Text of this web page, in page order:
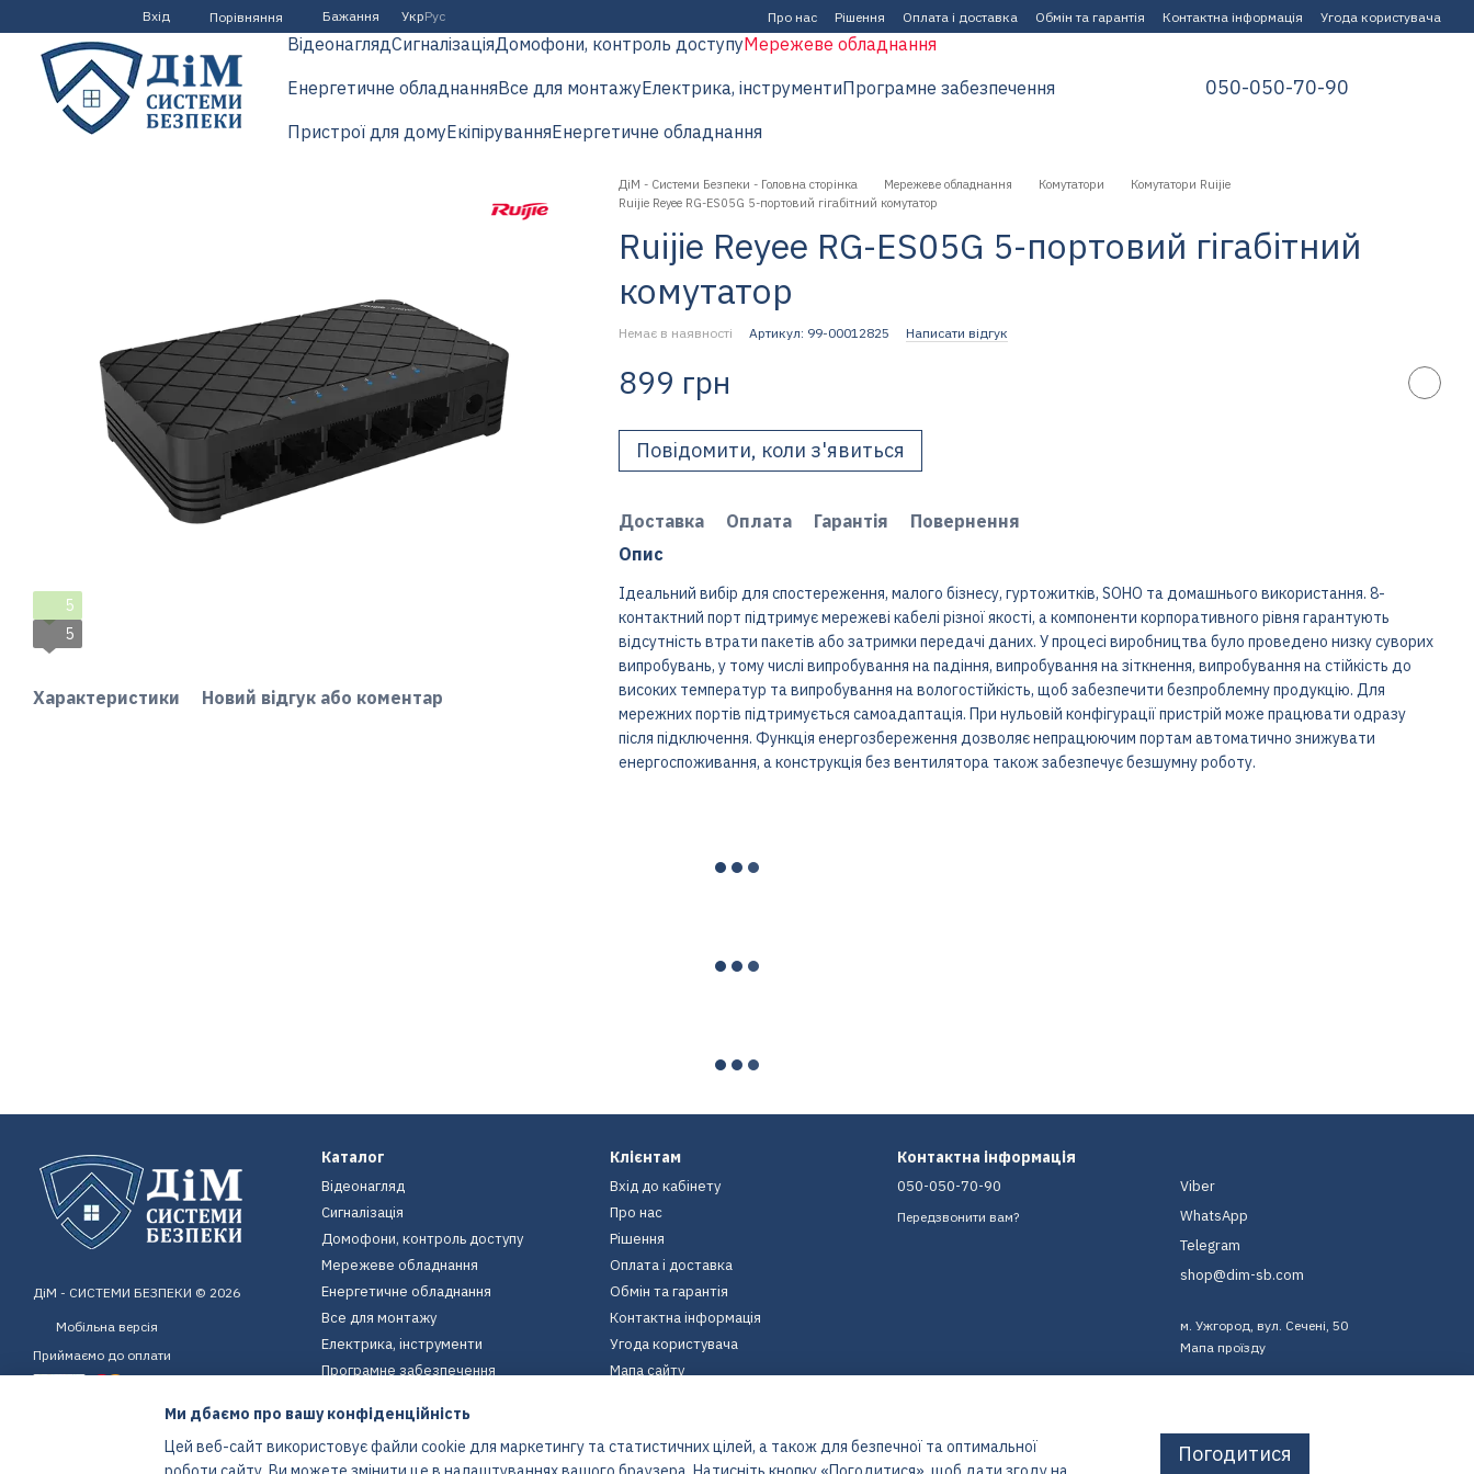
Перейти до основного контенту
Вхід Порівняння Бажання УкрРус Про нас Рішення Оплата і доставка Обмін та гарантія Контактна інформація Угода користувача
ВідеонаглядСигналізаціяДомофони, контроль доступуМережеве обладнання
Енергетичне обладнанняВсе для монтажуЕлектрика, інструментиПрограмне забезпечення
Пристрої для домуЕкіпіруванняЕнергетичне обладнання
050-050-70-90
5
5
Характеристики Новий відгук або коментар
ДіМ - Системи Безпеки - Головна сторінка Мережеве обладнання Комутатори
Комутатори Ruijie
Ruijie Reyee RG-ES05G 5-портовий гігабітний комутатор
Ruijie Reyee RG-ES05G 5-портовий гігабітний
комутатор
Немає в наявності Артикул: 99-00012825 Написати відгук
899 грн
Повідомити, коли з'явиться
Доставка Оплата Гарантія
Повернення
Опис
Ідеальний вибір для спостереження, малого бізнесу, гуртожитків, SOHO та домашнього використання. 8-
контактний порт підтримує мережеві кабелі різної якості, а компоненти корпоративного рівня гарантують
відсутність втрати пакетів або затримки передачі даних. У процесі виробництва було проведено низку суворих
випробувань, у тому числі випробування на падіння, випробування на зіткнення, випробування на стійкість до
високих температур та випробування на вологостійкість, щоб забезпечити безпроблемну продукцію. Для
мережних портів підтримується самоадаптація. При нульовій конфігурації пристрій може працювати одразу
після підключення. Функція енергозбереження дозволяє непрацюючим портам автоматично знижувати
енергоспоживання, а конструкція без вентилятора також забезпечує безшумну роботу.
ДіМ - СИСТЕМИ БЕЗПЕКИ © 2026
Мобільна версія
Приймаємо до оплати
Каталог
Відеонагляд
Сигналізація
Домофони, контроль доступу
Мережеве обладнання
Енергетичне обладнання
Все для монтажу
Електрика, інструменти
Програмне забезпечення
Екіпірування
Енергетичне обладнання
Клієнтам
Вхід до кабінету
Про нас
Рішення
Оплата і доставка
Обмін та гарантія
Контактна інформація
Угода користувача
Мапа сайту
Контактна інформація
050-050-70-90
Передзвонити вам?
Viber
WhatsApp
Telegram
shop@dim-sb.com
м. Ужгород, вул. Сечені, 50
Мапа проїзду
Ми дбаємо про вашу конфіденційність
Цей веб-сайт використовує файли cookie для маркетингу та статистичних цілей, а також для безпечної та оптимальної
Погодитися